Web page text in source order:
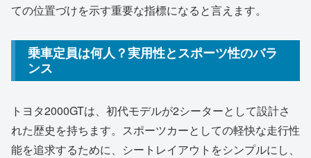
ての位置づけを示す重要な指標になると言えます。
乗車定員は何人？実用性とスポーツ性のバラ
ンス
トヨタ2000GTは、初代モデルが2シーターとして設計さ
れた歴史を持ちます。スポーツカーとしての軽快な走行性
能を追求するために、シートレイアウトをシンプルにし、